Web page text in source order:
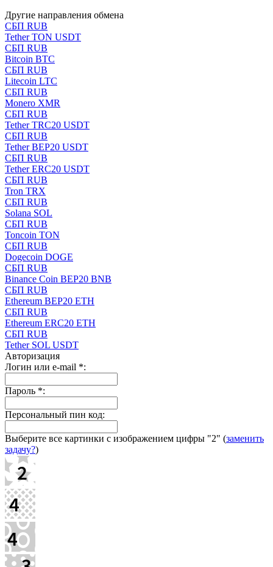
Другие направления обмена
СБП RUB
Tether TON USDT
СБП RUB
Bitcoin BTC
СБП RUB
Litecoin LTC
СБП RUB
Monero XMR
СБП RUB
Tether TRC20 USDT
СБП RUB
Tether BEP20 USDT
СБП RUB
Tether ERC20 USDT
СБП RUB
Tron TRX
СБП RUB
Solana SOL
СБП RUB
Toncoin TON
СБП RUB
Dogecoin DOGE
СБП RUB
Binance Coin BEP20 BNB
СБП RUB
Ethereum BEP20 ETH
СБП RUB
Ethereum ERC20 ETH
СБП RUB
Tether SOL USDT
Авторизация
Логин или e-mail *:
Пароль *:
Персональный пин код:
Выберите все картинки с изображением цифры "2" (заменить
задачу?)